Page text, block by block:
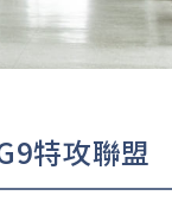
特攻聯盟